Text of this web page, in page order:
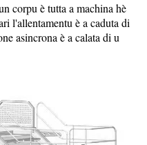
corpu è tutta a machina hè
l'allentamentu è a caduta di
asincrona è a calata di u